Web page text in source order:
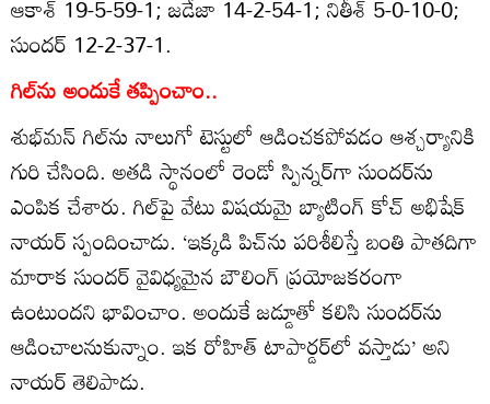
సుందర్‌ 12-2-37-1.
గిల్‌ను అందుకే తప్పించాం..
శుభ్‌మన్‌ గిల్‌ను నాలుగో టెస్టులో ఆడించకపోవడం ఆశ్చర్యానికి
గురి చేసింది. అతడి స్థానంలో రెండో స్పిన్నర్‌గా సుందర్‌ను
ఎంపిక చేశారు. గిల్‌పై వేటు విషయమై బ్యాటింగ్‌ కోచ్‌ అభిషేక్‌
నాయర్‌ స్పందించాడు. ‘ఇక్కడి పిచ్‌ను పరిశీలిస్తే బంతి పాతదిగా
మారాక సుందర్‌ వైవిధ్యమైన బౌలింగ్‌ ప్రయోజకరంగా
ఉంటుందని భావించాం. అందుకే జడ్డూతో కలిసి సుందర్‌ను
ఆడించాలనుకున్నాం. ఇక రోహిత్‌ టాపార్డర్‌లో వస్తాడు’ అని
నాయర్‌ తెలిపాడు.